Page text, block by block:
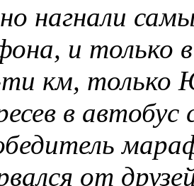
нагнали
и только
км, только
в
от